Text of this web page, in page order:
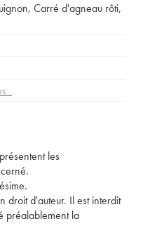
, Carré d'agneau rôti,
les
droit d'auteur. Il est interdit
préalablement la